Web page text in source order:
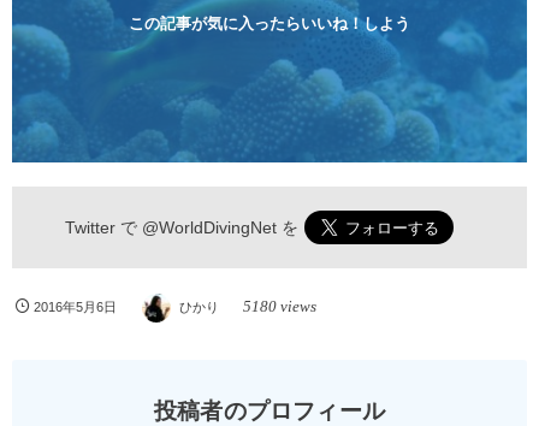
らのんびりダイビングを楽しめます...
この記事が気に入ったらいいね！しよう
Twitter で @WorldDivingNetを
2016年5月6日 ひかり 5180 views
投稿者のプロフィール